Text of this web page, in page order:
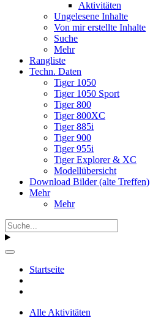
Aktivitäten
Ungelesene Inhalte
Von mir erstellte Inhalte
Suche
Mehr
Rangliste
Techn. Daten
Tiger 1050
Tiger 1050 Sport
Tiger 800
Tiger 800XC
Tiger 885i
Tiger 900
Tiger 955i
Tiger Explorer & XC
Modellübersicht
Download Bilder (alte Treffen)
Mehr
Mehr
Startseite
Alle Aktivitäten